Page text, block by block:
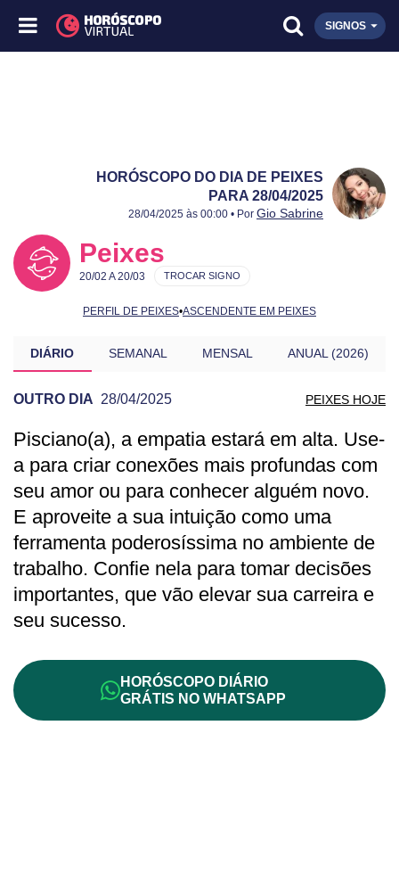
SIGNOS
HORÓSCOPO DO DIA DE PEIXES
PARA 28/04/2025
Publicado:
28/04/2025
Atualizado:
28/04/2025
28/04/2025 às 00:00 • Por Gio Sabrine
Peixes
20/02 A 20/03
PERFIL DE PEIXES•ASCENDENTE EM PEIXES
TROCAR SIGNO
DIÁRIO SEMANAL MENSAL ANUAL (2026)
OUTRO DIA 28/04/2025 PEIXES HOJE
PREVISÃO DE PEIXES PARA OUTRO DIA
Pisciano(a), a empatia estará em alta. Use-
a para criar conexões mais profundas com
seu amor ou para conhecer alguém novo.
E aproveite a sua intuição como uma
ferramenta poderosíssima no ambiente de
trabalho. Confie nela para tomar decisões
importantes, que vão elevar sua carreira e
seu sucesso.
HORÓSCOPO DIÁRIO
GRÁTIS NO WHATSAPP